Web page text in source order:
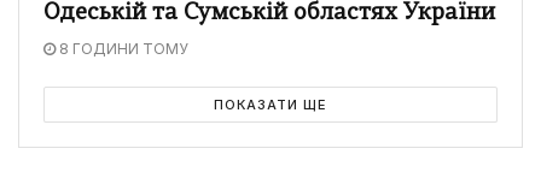
Одеській та Сумській областях України
8 ГОДИНИ ТОМУ
ПОКАЗАТИ ЩЕ